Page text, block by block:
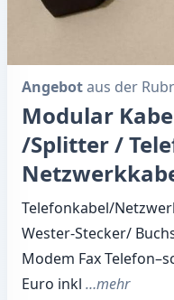
Angebotaus der
Modular
/Splitter /
Telefonkabel/
Wester-Stecker/
Modem Fax
Euro inkl …mehr